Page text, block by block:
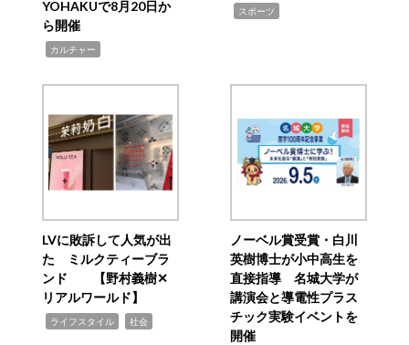
YOHAKUで8月20日か
ら開催
カルチャー
スポーツ
LVに敗訴して人気が出
た ミルクティーブラ
ンド 【野村義樹✕
リアルワールド】
ライフスタイル 社会
ノーベル賞受賞・白川
英樹博士が小中高生を
直接指導 名城大学が
講演会と導電性プラス
チック実験イベントを
開催